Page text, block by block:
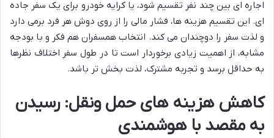
اجاره ای بین چند نفر تقسیم شود، یا کرایه خودرو برای یک سفر جاده
ای. این تقسیم هزینه ها، فشار مالی را از روی دوش هر فرد برمی دارد
و لذت سفر را دوچندان می کند. انتخاب همسفران هم فکر و با بودجه
مشابه، از اهمیت زیادی برخوردار است تا در طول سفر اختلاف نظرها
به حداقل برسد و تجربه مشترک، لذت بخش تر باشد.
کاهش هزینه های حمل ونقل: رسیدن
به مقصد با هوشمندی